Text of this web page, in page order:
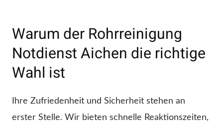
Warum der Rohrreinigung
Notdienst Aichen die richtige
Wahl ist
Ihre Zufriedenheit und Sicherheit stehen an
erster Stelle. Wir bieten schnelle Reaktionszeiten,